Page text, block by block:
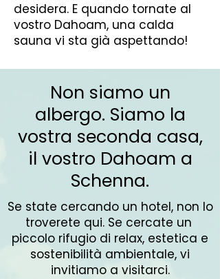
desidera. E quando tornate al
vostro Dahoam, una calda
sauna vi sta già aspettando!
Non siamo un
albergo. Siamo la
vostra seconda casa,
il vostro Dahoam a
Schenna.
Se state cercando un hotel, non lo
troverete qui. Se cercate un
piccolo rifugio di relax, estetica e
sostenibilità ambientale, vi
invitiamo a visitarci.